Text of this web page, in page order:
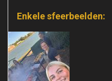
Enkele sfeerbeelden: